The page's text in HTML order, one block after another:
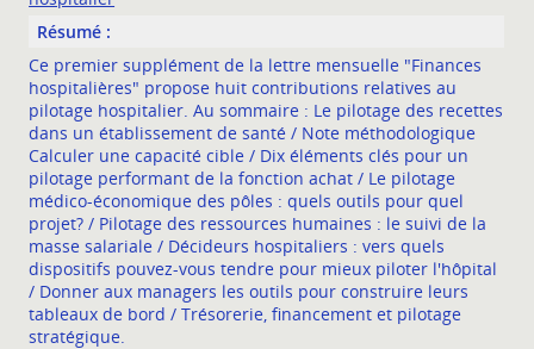
Résumé :
Ce premier supplément de la lettre mensuelle "Finances
hospitalières" propose huit contributions relatives au
pilotage hospitalier. Au sommaire : Le pilotage des recettes
dans un établissement de santé / Note méthodologique
Calculer une capacité cible / Dix éléments clés pour un
pilotage performant de la fonction achat / Le pilotage
médico-économique des pôles : quels outils pour quel
projet? / Pilotage des ressources humaines : le suivi de la
masse salariale / Décideurs hospitaliers : vers quels
dispositifs pouvez-vous tendre pour mieux piloter l'hôpital
/ Donner aux managers les outils pour construire leurs
tableaux de bord / Trésorerie, financement et pilotage
stratégique.